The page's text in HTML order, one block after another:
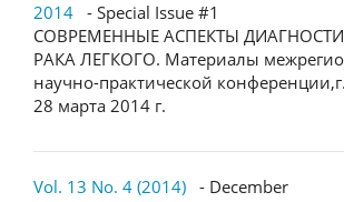
2014 - Special Issue #1
СОВРЕМЕННЫЕ АСПЕКТЫ
РАКА ЛЕГКОГО. Материалы
научно-практической
28 марта 2014 г.
Vol. 13 No. 4 (2014) - December